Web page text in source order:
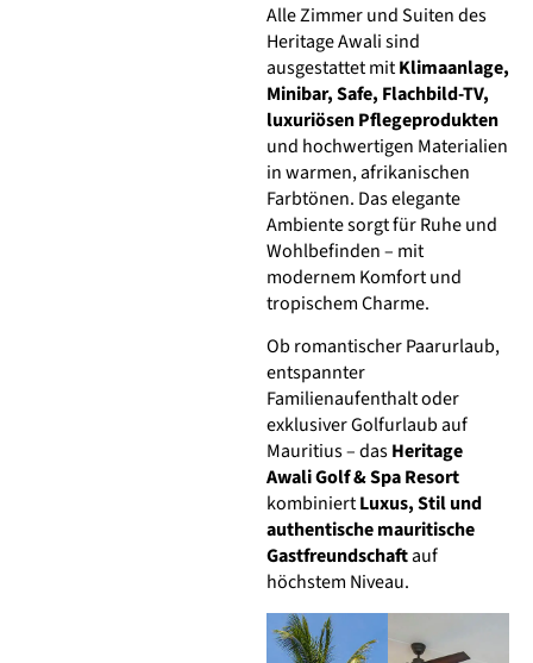
Alle Zimmer und Suiten des
Heritage Awali sind
ausgestattet mitKlimaanlage,
Minibar, Safe, Flachbild-TV,
luxuriösen Pflegeprodukten
und hochwertigen Materialien
in warmen, afrikanischen
Farbtönen. Das elegante
Ambiente sorgt für Ruhe und
Wohlbefinden – mit
modernem Komfort und
tropischem Charme.
Ob romantischer Paarurlaub,
entspannter
Familienaufenthalt oder
exklusiver Golfurlaub auf
Mauritius – dasHeritage
Awali Golf & Spa Resort
kombiniertLuxus, Stil und
authentische mauritische
Gastfreundschaftauf
höchstem Niveau.